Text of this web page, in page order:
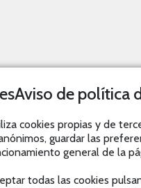
Aviso de política
cookies propias y de
guardar las
general de la
todas las cookies